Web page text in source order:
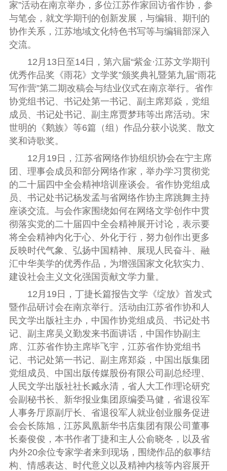
家”活动在南京举办，多位江苏作家回访省作协，参
与笔会，就文学期刊的创新发展，与编辑、期刊的
协作关系，江苏地域文化特色书写等与编辑部深入
交流。
12月13日至14日，第六届“紫金·江苏文学期刊
优秀作品奖《雨花》文学奖”颁奖典礼暨第九届“雨花
写作营”第二期改稿会与结业仪式在南京举行。省作
协党组书记、书记处第一书记、副主席郑焱，党组
成员、书记处书记、副主席贾梦玮等出席活动。宋
世明的《鹅族》等6篇（组）作品分获小说奖、散文
奖和诗歌奖。
12月19日，江苏省网络作协组织协会在宁主席
团、理事会成员和部分网络作家，举办学习贯彻党
的二十届四中全会精神培训座谈会。省作协党组成
员、书记处书记杨发孟与省网络作协主席跳舞主持
座谈交流。与会作家围绕如何在网络文学创作中贯
彻落实党的二十届四中全会精神展开讨论， 表示要
将全会精神内化于心、外化于行，努力创作出更多
反映时代气象、弘扬中国精神、展现人民奋斗、融
汇中华美学的优秀作品，为增强国家文化软实力、
建设社会主义文化强国贡献文学力量。
12月19日，丁捷长篇报告文学《绽放》首发式
暨作品研讨会在南京举行。活动由江苏省作协和人
民文学出版社主办，中国作协党组成员、书记处书
记、副主席吴义勤发来书面讲话，中国作协副主
席、江苏省作协主席毕飞宇，江苏省作协党组书
记、书记处第一书记、副主席郑焱，中国出版集团
党组成员、中国出版传媒股份有限公司副总经理、
人民文学出版社社长臧永清，省人大工作理论研究
会副秘书长、新华报业集团原编委马健，省退役军
人事务厅原副厅长、省退役军人就业创业服务促进
会会长陈旭，江苏凤凰新华书店集团有限公司董事
长秦俊俊，本书作者丁捷和主人公俞晓冬，以及省
内外20余位专家学者来到现场，围绕作品的叙事结
构、情感表达、时代意义以及精神内核等内容展开